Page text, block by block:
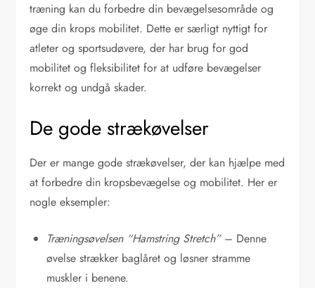
træning kan du forbedre din bevægelsesområde og
øge din krops mobilitet. Dette er særligt nyttigt for
atleter og sportsudøvere, der har brug for god
mobilitet og fleksibilitet for at udføre bevægelser
korrekt og undgå skader.
De gode strækøvelser
Der er mange gode strækøvelser, der kan hjælpe med
at forbedre din kropsbevægelse og mobilitet. Her er
nogle eksempler:
Træningsøvelsen “Hamstring Stretch”– Denne
øvelse strækker baglåret og løsner stramme
muskler i benene.